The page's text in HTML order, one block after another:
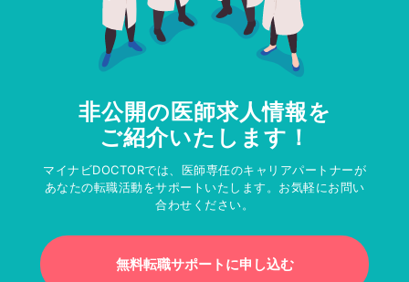
非公開の医師求人情報を
ご紹介いたします！
マイナビDOCTORでは、医師専任のキャリアパートナーが
あなたの転職活動をサポートいたします。お気軽にお問い
合わせください。
無料転職サポートに申し込む